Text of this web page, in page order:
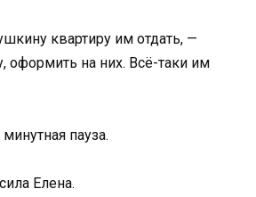
квартиру им отдать, —
оформить на них. Всё-таки им
пауза.
Елена.